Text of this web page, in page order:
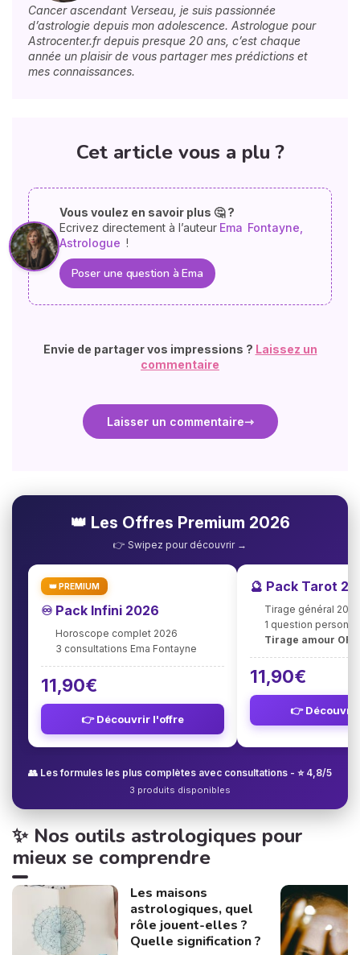
Cancer ascendant Verseau, je suis passionnée
d’astrologie depuis mon adolescence. Astrologue pour
Astrocenter.fr depuis presque 20 ans, c’est chaque
année un plaisir de vous partager mes prédictions et
mes connaissances.
Cet article vous a plu ?
Vous voulez en savoir plus 🤔 ?
Ecrivez directement à l’auteur Ema Fontayne,
Astrologue !
Poser une question à Ema
Envie de partager vos impressions ? Laissez un
commentaire
Laisser un commentaire
👑 Les Offres Premium 2026
👉 Swipez pour découvrir →
👑 PREMIUM
♾️ Pack Infini 2026
Horoscope complet 2026
3 consultations Ema Fontayne
11,90€
👉 Découvrir l'offre
🔮 Pack Tarot
Tirage général 2026
1 question
Tirage amour
11,90€
👉
👥 Les formules les plus complètes avec consultations - ⭐ 4,8/5
3 produits disponibles
✨ Nos outils astrologiques pour
mieux se comprendre
Les maisons
astrologiques, quel
rôle jouent-elles ?
Quelle signification ?